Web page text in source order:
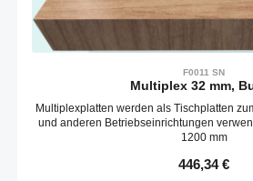
F0011 SN
Multiplex 32 mm,
Multiplexplatten werden als Tischplatten
und anderen Betriebseinrichtungen
1200 mm
Regulärer Preis:
446,34 €